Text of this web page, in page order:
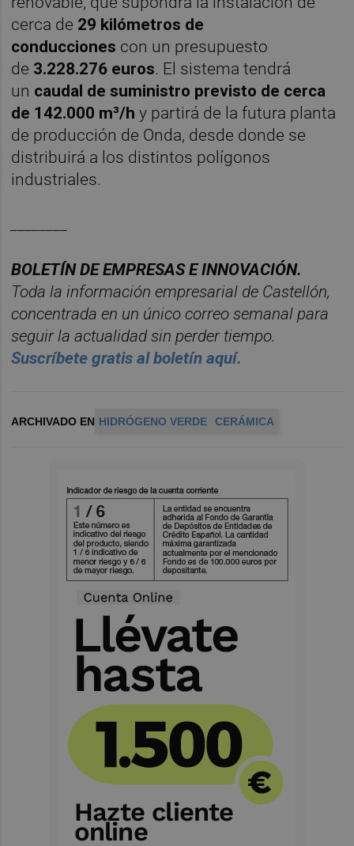
cerca de 29 kilómetros de
conducciones con un presupuesto
de 3.228.276 euros. El sistema tendrá
un caudal de suministro previsto de cerca
de 142.000 m³/h y partirá de la futura planta
de producción de Onda, desde donde se
distribuirá a los distintos polígonos
industriales.
BOLETÍN DE EMPRESAS E INNOVACIÓN.
Toda la información empresarial de Castellón,
concentrada en un único correo semanal para
seguir la actualidad sin perder tiempo.
Suscríbete gratis al boletín aquí.
ARCHIVADO EN HIDRÓGENO VERDE CERÁMICA